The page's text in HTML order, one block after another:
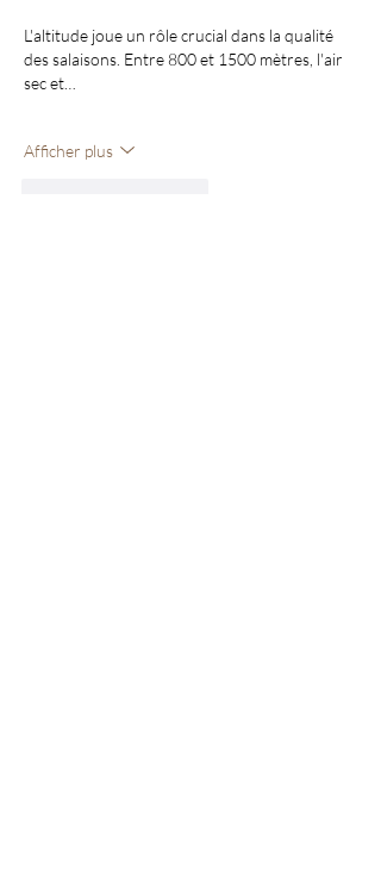
L'altitude joue un rôle crucial dans la qualité
des salaisons. Entre 800 et 1500 mètres, l'air
sec et…
Afficher plus